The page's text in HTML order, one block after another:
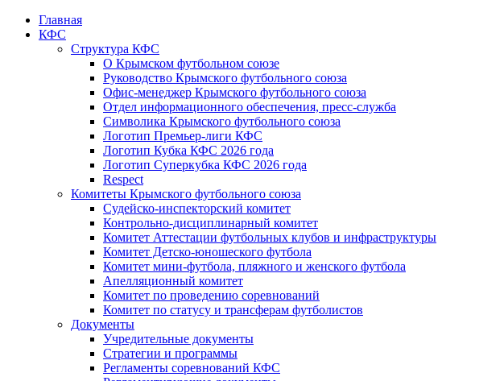
Главная
КФС
Структура КФС
О Крымском футбольном союзе
Руководство Крымского футбольного союза
Офис-менеджер Крымского футбольного союза
Отдел информационного обеспечения, пресс-служба
Символика Крымского футбольного союза
Логотип Премьер-лиги КФС
Логотип Кубка КФС 2026 года
Логотип Суперкубка КФС 2026 года
Respect
Комитеты Крымского футбольного союза
Судейско-инспекторский комитет
Контрольно-дисциплинарный комитет
Комитет Аттестации футбольных клубов и инфраструктуры
Комитет Детско-юношеского футбола
Комитет мини-футбола, пляжного и женского футбола
Апелляционный комитет
Комитет по проведению соревнований
Комитет по статусу и трансферам футболистов
Документы
Учредительные документы
Стратегии и программы
Регламенты соревнований КФС